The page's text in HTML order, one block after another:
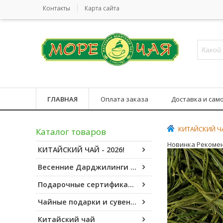
Контакты Карта сайта
ГЛАВНАЯ Оплата заказа Доставка и
Каталог товаров
КИТАЙСКИЙ ЧАЙ - 2026!
Весенние Дарджилинги - 2026!
Подарочные сертификаты
Чайные подарки и сувениры
Китайский чай
КИТАЙСКИЙ
Новинка